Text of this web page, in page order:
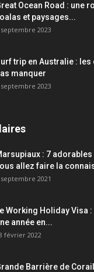
Ocean Road : une
et paysages...
septembre 2023
trip en Australie : les
manquer
septembre 2023
: 7
allez faire la
2021
Working Holiday Visa
année en...
février 2022
Barrière de